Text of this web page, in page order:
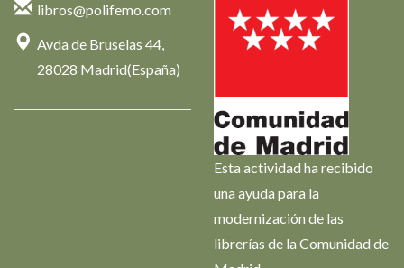
libros@polifemo.com
Avda de Bruselas 44,
28028 Madrid(España)
Esta actividad ha recibido
una ayuda para la
modernización de las
librerías de la Comunidad de